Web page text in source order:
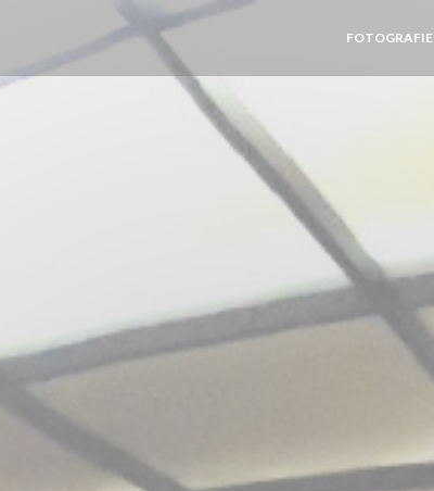
FOTOGRAFIE